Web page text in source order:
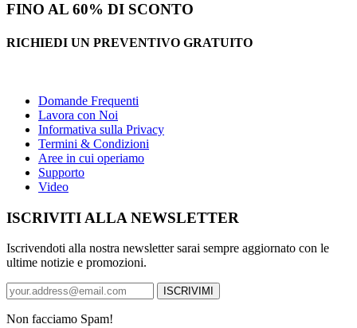
FINO AL 60% DI SCONTO
RICHIEDI UN PREVENTIVO GRATUITO
Domande Frequenti
Lavora con Noi
Informativa sulla Privacy
Termini & Condizioni
Aree in cui operiamo
Supporto
Video
ISCRIVITI ALLA NEWSLETTER
Iscrivendoti alla nostra newsletter sarai sempre aggiornato con le
ultime notizie e promozioni.
Non facciamo Spam!